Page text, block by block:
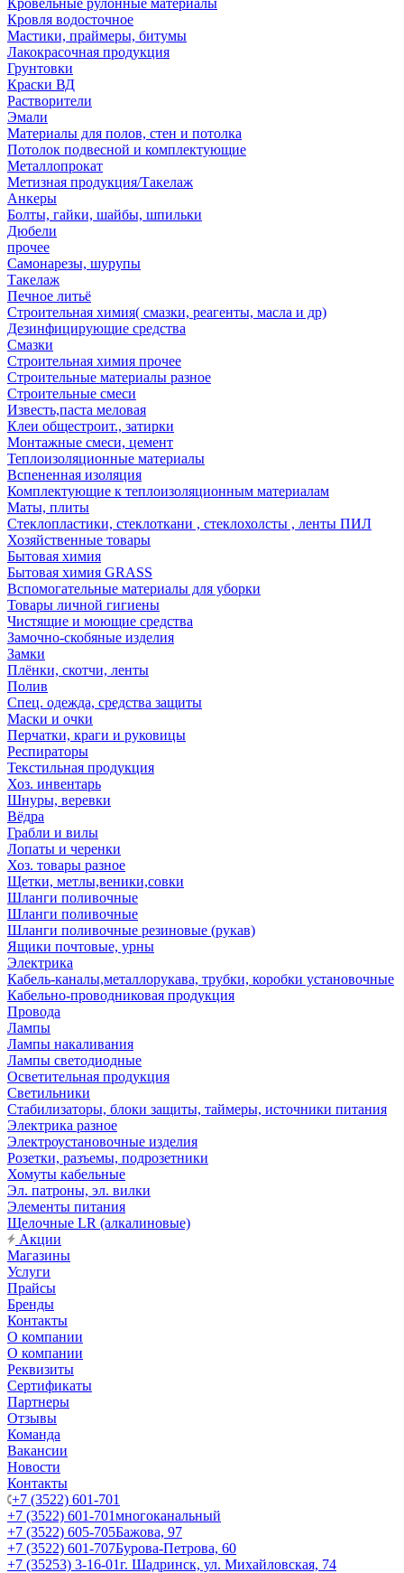
Кровельные рулонные материалы
Кровля водосточное
Мастики, праймеры, битумы
Лакокрасочная продукция
Грунтовки
Краски ВД
Растворители
Эмали
Материалы для полов, стен и потолка
Потолок подвесной и комплектующие
Металлопрокат
Метизная продукция/Такелаж
Анкеры
Болты, гайки, шайбы, шпильки
Дюбели
прочее
Самонарезы, шурупы
Такелаж
Печное литьё
Строительная химия( смазки, реагенты, масла и др)
Дезинфицирующие средства
Смазки
Строительная химия прочее
Строительные материалы разное
Строительные смеси
Известь,паста меловая
Клеи общестроит., затирки
Монтажные смеси, цемент
Теплоизоляционные материалы
Вспененная изоляция
Комплектующие к теплоизоляционным материалам
Маты, плиты
Стеклопластики, стеклоткани , стеклохолсты , ленты ПИЛ
Хозяйственные товары
Бытовая химия
Бытовая химия GRASS
Вспомогательные материалы для уборки
Товары личной гигиены
Чистящие и моющие средства
Замочно-скобяные изделия
Замки
Плёнки, скотчи, ленты
Полив
Спец. одежда, средства защиты
Маски и очки
Перчатки, краги и руковицы
Респираторы
Текстильная продукция
Хоз. инвентарь
Шнуры, веревки
Вёдра
Грабли и вилы
Лопаты и черенки
Хоз. товары разное
Щетки, метлы,веники,совки
Шланги поливочные
Шланги поливочные
Шланги поливочные резиновые (рукав)
Ящики почтовые, урны
Электрика
Кабель-каналы,металлорукава, трубки, коробки установочные
Кабельно-проводниковая продукция
Провода
Лампы
Лампы накаливания
Лампы светодиодные
Осветительная продукция
Светильники
Стабилизаторы, блоки защиты, таймеры, источники питания
Электрика разное
Электроустановочные изделия
Розетки, разъемы, подрозетники
Хомуты кабельные
Эл. патроны, эл. вилки
Элементы питания
Щелочные LR (алкалиновые)
Акции
Магазины
Услуги
Прайсы
Бренды
Контакты
О компании
О компании
Реквизиты
Сертификаты
Партнеры
Отзывы
Команда
Вакансии
Новости
Контакты
+7 (3522) 601-701
+7 (3522) 601-701многоканальный
+7 (3522) 605-705Бажова, 97
+7 (3522) 601-707Бурова-Петрова, 60
+7 (35253) 3-16-01г. Шадринск, ул. Михайловская, 74